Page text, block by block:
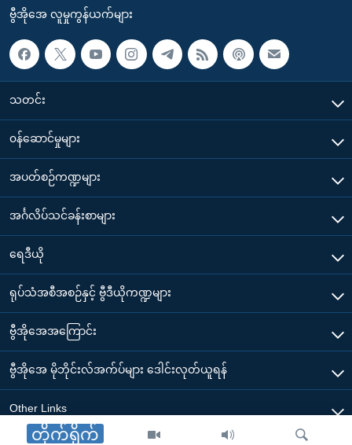
တိုက်ရိုက်
ဗွီအိုအေ လူမှုကွန်ယက်များ
သတင်း
၀န်ဆောင်မှုများ
အပတ်စဉ်ကဏ္ဍများ
အင်္ဂလိပ်သင်ခန်းစာများ
ရေဒီယို
ရုပ်သံအစီအစဉ်နှင့် ဗွီဒီယိုကဏ္ဍများ
ဗွီအိုအေအကြောင်း
ဗွီအိုအေ မိုဘိုင်းလ်အက်ပ်များ ဒေါင်းလုတ်ယူရန်
Other Links